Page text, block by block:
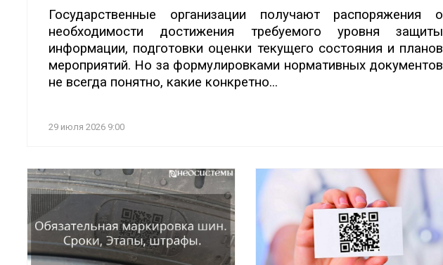
Государственные организации получают распоряжения о
необходимости достижения требуемого уровня защиты
информации, подготовки оценки текущего состояния и планов
мероприятий. Но за формулировками нормативных документов
не всегда понятно, какие конкретно...
29 июля 2026 9:00